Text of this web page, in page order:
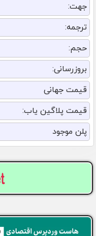
جهت:
ترجمه:
حجم:
بروزرسانی:
قیمت جهانی
قیمت پلاگین یاب:
پلن موجود